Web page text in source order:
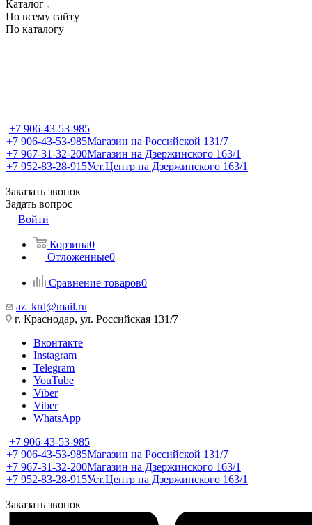
Каталог
По всему сайту
По каталогу
+7 906-43-53-985
+7 906-43-53-985Магазин на Российской 131/7
+7 967-31-32-200Магазин на Дзержинского 163/1
+7 952-83-28-915Уст.Центр на Дзержинского 163/1
Заказать звонок
Задать вопрос
Войти
Корзина0
Отложенные0
Сравнение товаров0
az_krd@mail.ru
г. Краснодар, ул. Российская 131/7
Вконтакте
Instagram
Telegram
YouTube
Viber
Viber
WhatsApp
+7 906-43-53-985
+7 906-43-53-985Магазин на Российской 131/7
+7 967-31-32-200Магазин на Дзержинского 163/1
+7 952-83-28-915Уст.Центр на Дзержинского 163/1
Заказать звонок